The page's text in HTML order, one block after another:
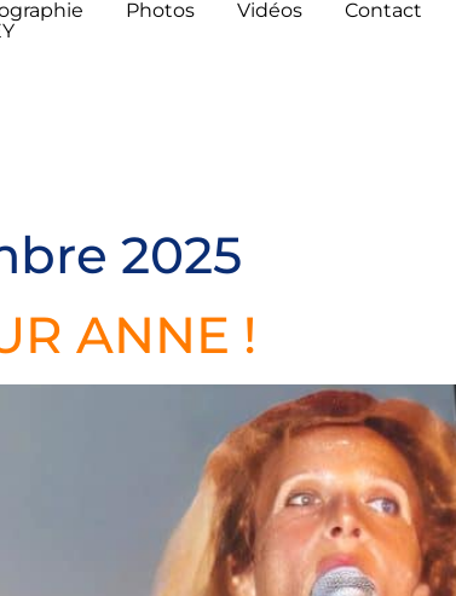
Photos Vidéos
Contact
2025
ANNE !